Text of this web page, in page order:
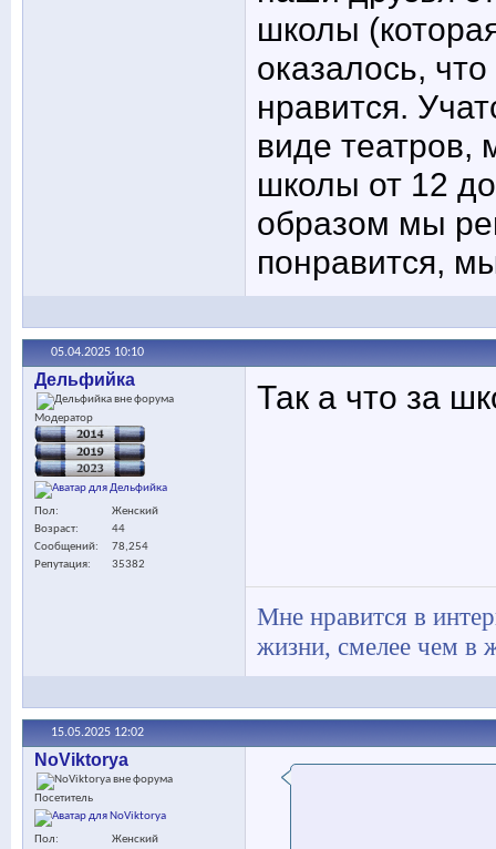
школы
оказалось,
нравится.
виде театров,
школы от 12
образом мы
понравится,
05.04.2025 10:10
Дельфийка
Модератор
Пол
Женский
Возраст
44
Сообщений
78,254
Репутация
35382
Так а что за
Мне нравится в
жизни, смелее чем в
15.05.2025 12:02
NoViktorya
Посетитель
Пол
Женский